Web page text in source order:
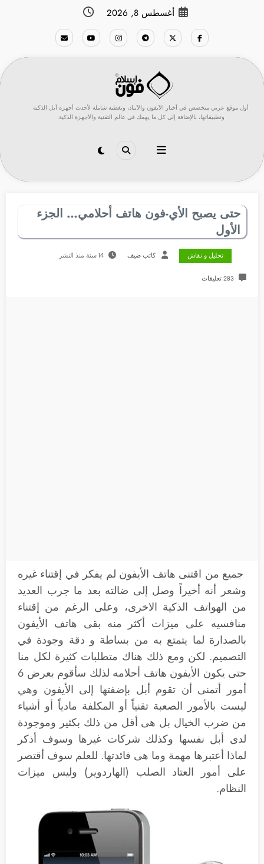
أغسطس 8, 2026
أول موقع عربي متخصص في أخبار الآيفون والآيباد، وتغطية شاملة لأحدث أجهزة أبل الذكية
وتطبيقاتها، بالإضافة إلى كل ما يهمك في عالم التقنية والأجهزة الذكية.
حتى يصبح الأي-فون هاتف أحلامي… الجزء
الأول
تحليل و نقاش كاتب ضيف 14 سنة منذ النشر
283 تعليقات
جميع من اقتنى هاتف الأيفون لم يفكر في إقتناء غيره
وشعر أنه أخيراً وصل إلى ضالته بعد ما جرب العديد
من الهواتف الذكية الاخرى، وعلى الرغم من إقتناء
منافسيه على ميزات أكثر منه بقى هاتف الأيفون
بالصدارة لما يتمتع به من بساطة و دقة وجودة في
التصميم. لكن ومع ذلك هناك متطلبات كثيرة لكل منا
حتى يكون الأيفون هاتف أحلامه لذلك سأقوم بعرض 6
أمور أتمنى أن تقوم أبل بإضفتها إلى الأيفون وهي
ليست بالأمور الصعبة تقنياً أو المكلفة مادياً أو أشياء
من ضرب الخيال بل هى أقل من ذلك بكثير وموجودة
لدى أبل نفسها وكذلك شركات غيرها وسوف أذكر
لماذا أعتبرها مهمة وما هى فائدتها. للعلم سوف أقتصر
على أمور العتاد الصلب (الهاردوير) وليس ميزات
النظام.